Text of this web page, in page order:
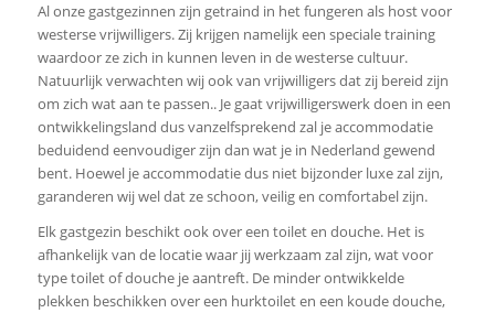
Al onze gastgezinnen zijn getraind in het fungeren als host voor
westerse vrijwilligers. Zij krijgen namelijk een speciale training
waardoor ze zich in kunnen leven in de westerse cultuur.
Natuurlijk verwachten wij ook van vrijwilligers dat zij bereid zijn
om zich wat aan te passen.. Je gaat vrijwilligerswerk doen in een
ontwikkelingsland dus vanzelfsprekend zal je accommodatie
beduidend eenvoudiger zijn dan wat je in Nederland gewend
bent. Hoewel je accommodatie dus niet bijzonder luxe zal zijn,
garanderen wij wel dat ze schoon, veilig en comfortabel zijn.
Elk gastgezin beschikt ook over een toilet en douche. Het is
afhankelijk van de locatie waar jij werkzaam zal zijn, wat voor
type toilet of douche je aantreft. De minder ontwikkelde
plekken beschikken over een hurktoilet en een koude douche,